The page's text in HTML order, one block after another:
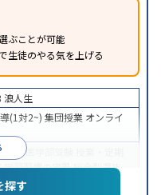
ぶことが可能
生徒のやる気を上げる
浪人生
(1対2~) 集団授業 オンライ
験 医学部受験
学習習慣の定着総合型選抜
学校別特化対策
探す